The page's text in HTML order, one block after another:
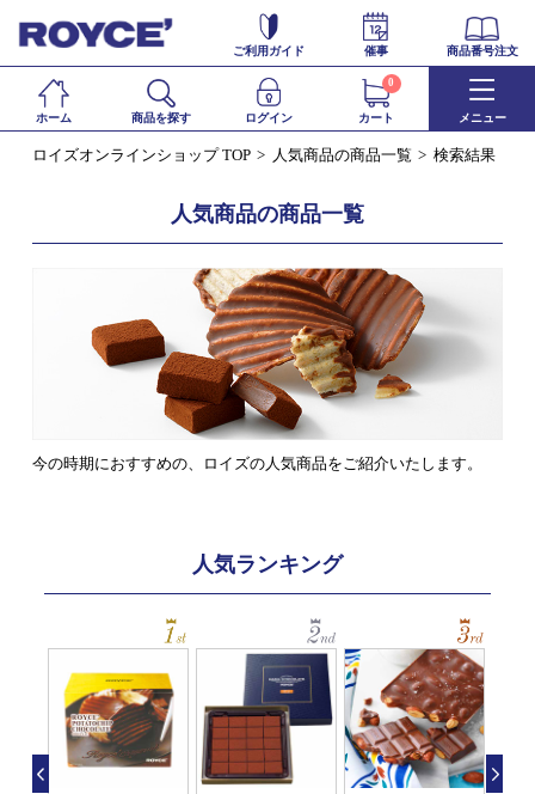
ご利用ガイド 催事 商品番号注文
ホーム 商品を探す ログイン カート
0
メニュー
ロイズオンラインショップ TOP 人気商品の商品一覧 検索結果
人気商品の商品一覧
今の時期におすすめの、ロイズの人気商品をご紹介いたします。
人気ランキング